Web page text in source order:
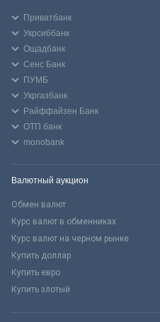
Приватбанк
Укрсиббанк
Ощадбанк
Сенс Банк
ПУМБ
Укргазбанк
Райффайзен Банк
ОТП банк
monobank
Валютный аукцион
Обмен валют
Курс валют в обменниках
Курс валют на черном рынке
Купить доллар
Купить евро
Купить злотый